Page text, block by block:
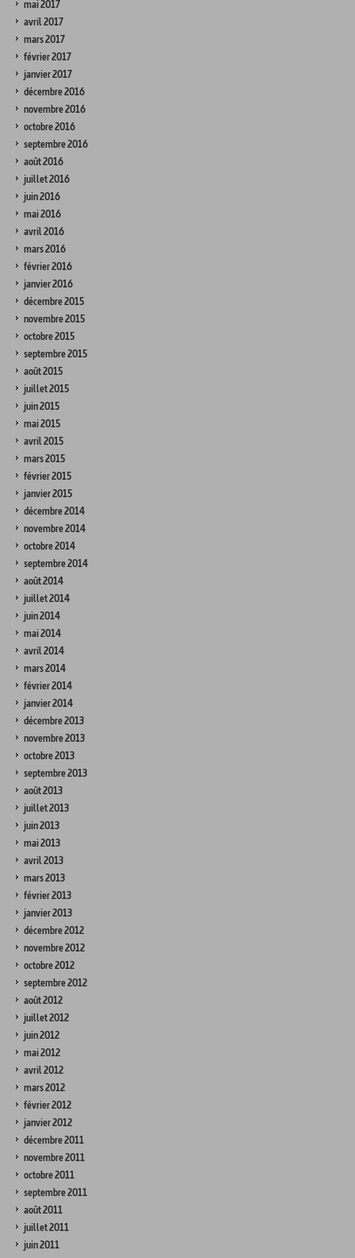
mai 2017
avril 2017
mars 2017
février 2017
janvier 2017
décembre 2016
novembre 2016
octobre 2016
septembre 2016
août 2016
juillet 2016
juin 2016
mai 2016
avril 2016
mars 2016
février 2016
janvier 2016
décembre 2015
novembre 2015
octobre 2015
septembre 2015
août 2015
juillet 2015
juin 2015
mai 2015
avril 2015
mars 2015
février 2015
janvier 2015
décembre 2014
novembre 2014
octobre 2014
septembre 2014
août 2014
juillet 2014
juin 2014
mai 2014
avril 2014
mars 2014
février 2014
janvier 2014
décembre 2013
novembre 2013
octobre 2013
septembre 2013
août 2013
juillet 2013
juin 2013
mai 2013
avril 2013
mars 2013
février 2013
janvier 2013
décembre 2012
novembre 2012
octobre 2012
septembre 2012
août 2012
juillet 2012
juin 2012
mai 2012
avril 2012
mars 2012
février 2012
janvier 2012
décembre 2011
novembre 2011
octobre 2011
septembre 2011
août 2011
juillet 2011
juin 2011